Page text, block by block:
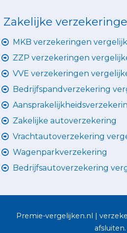
Zakelijke
MKB verzekeringen
ZZP verzekeringen
VVE verzekeringen
Bedrijfspandverzekering
Zakelijke autoverzekering
Vrachtautoverzekering
Wagenparkverzekering
Bedrijfsautoverzekering
Premie-vergelijken.nl |
afsluiten.